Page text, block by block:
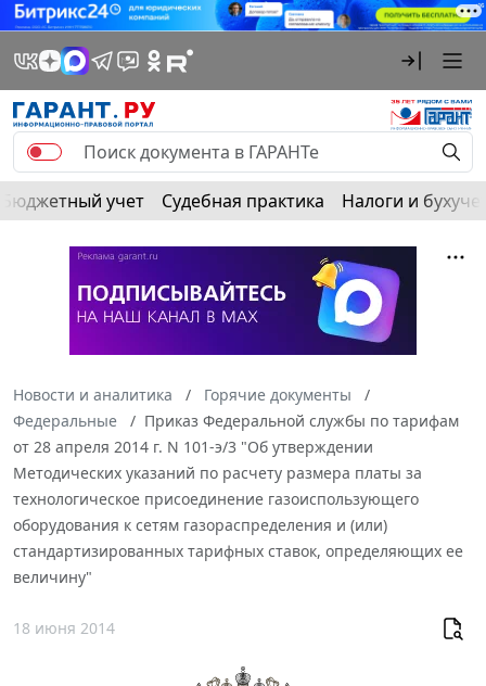
Бюджетный учет Судебная практика Налоги и
Новости и аналитика
Горячие документы
Федеральные
Приказ Федеральной службы по тарифам
от 28 апреля 2014 г. N 101-э/3 "Об утверждении
Методических указаний по расчету размера платы за
технологическое присоединение газоиспользующего
оборудования к сетям газораспределения и (или)
стандартизированных тарифных ставок, определяющих ее
величину"
18 июня 2014